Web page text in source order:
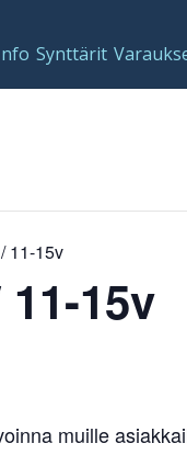
Synttärit
11-15v
15v
muille